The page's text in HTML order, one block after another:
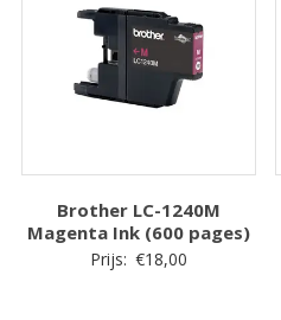
Brother LC-1240M
Magenta Ink (600 pages)
Prijs: €18,00